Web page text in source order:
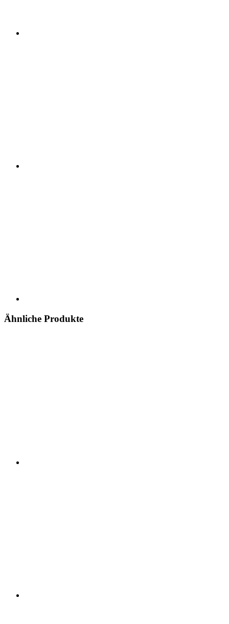
Ähnliche Produkte